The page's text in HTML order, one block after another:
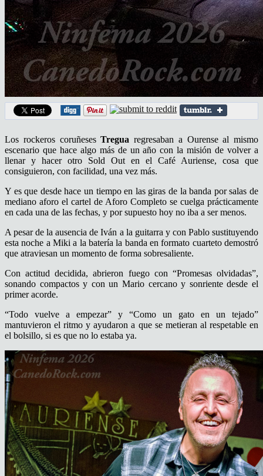
Los rockeros coruñesesTregua regresaban a Ourense al mismo
escenario que hace algo más de un año con la misión de volver a
llenar y hacer otro Sold Out en el Café Auriense, cosa que
consiguieron, con facilidad, una vez más.
Y es que desde hace un tiempo en las giras de la banda por salas de
mediano aforo el cartel de Aforo Completo se cuelga prácticamente
en cada una de las fechas, y por supuesto hoy no iba a ser menos.
A pesar de la ausencia de Iván a la guitarra y con Pablo sustituyendo
esta noche a Miki a la batería la banda en formato cuarteto demostró
que atraviesan un momento de forma sobresaliente.
Con actitud decidida, abrieron fuego con “Promesas olvidadas”,
sonando compactos y con un Mario cercano y sonriente desde el
primer acorde.
“Todo vuelve a empezar” y “Como un gato en un tejado”
mantuvieron el ritmo y ayudaron a que se metieran al respetable en
el bolsillo, si es que no lo estaba ya.